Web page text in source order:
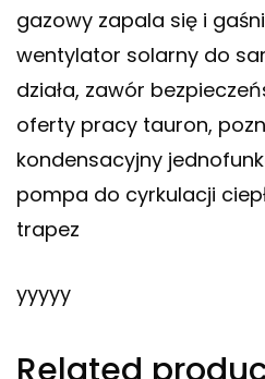
gazowy zapala się i
wentylator solarny do
działa, zawór
oferty pracy tauron,
kondensacyjny
pompa do cyrkulacji
trapez
yyyyy